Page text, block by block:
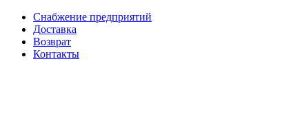
Снабжение предприятий
Доставка
Возврат
Контакты